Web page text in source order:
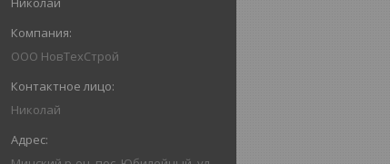
ООО НовТехСтрой
Николай